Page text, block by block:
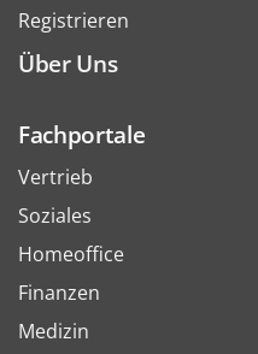
Registrieren
Über Uns
Fachportale
Vertrieb
Soziales
Homeoffice
Finanzen
Medizin